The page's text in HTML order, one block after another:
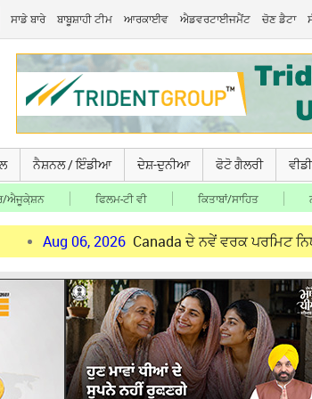
ਸਾਡੇ ਬਾਰੇ ਬਾਬੂਸ਼ਾਹੀ ਟੀਮ ਆਰਕਾਈਵ ਐਡਵਰਟਾਈਜਮੈਂਟ ਚੋਣ ਡੈਟਾ
ਨੈਸ਼ਨਲ / ਇੰਡੀਆ ਦੇਸ਼-ਦੁਨੀਆ ਫੋਟੋ ਗੈਲਰੀ
ਐਜੂਕੇ਼ਸ਼ਨ ਫਿਲਮ-ਟੀ ਵੀ ਕਿਤਾਬਾਂ/ਸਾਹਿਤ
2026 Canada ਦੇ ਨਵੇਂ ਵਰਕ ਪਰਮਿਟ ਨਿਯਮਾਂ ਨਾਲ